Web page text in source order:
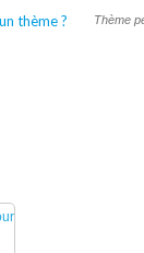
thème ?